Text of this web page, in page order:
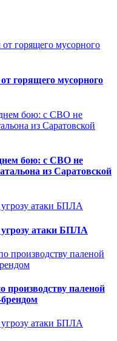
горящего мусорного
бою: с СВО не
из Саратовской
атаки БПЛА
производству паленой